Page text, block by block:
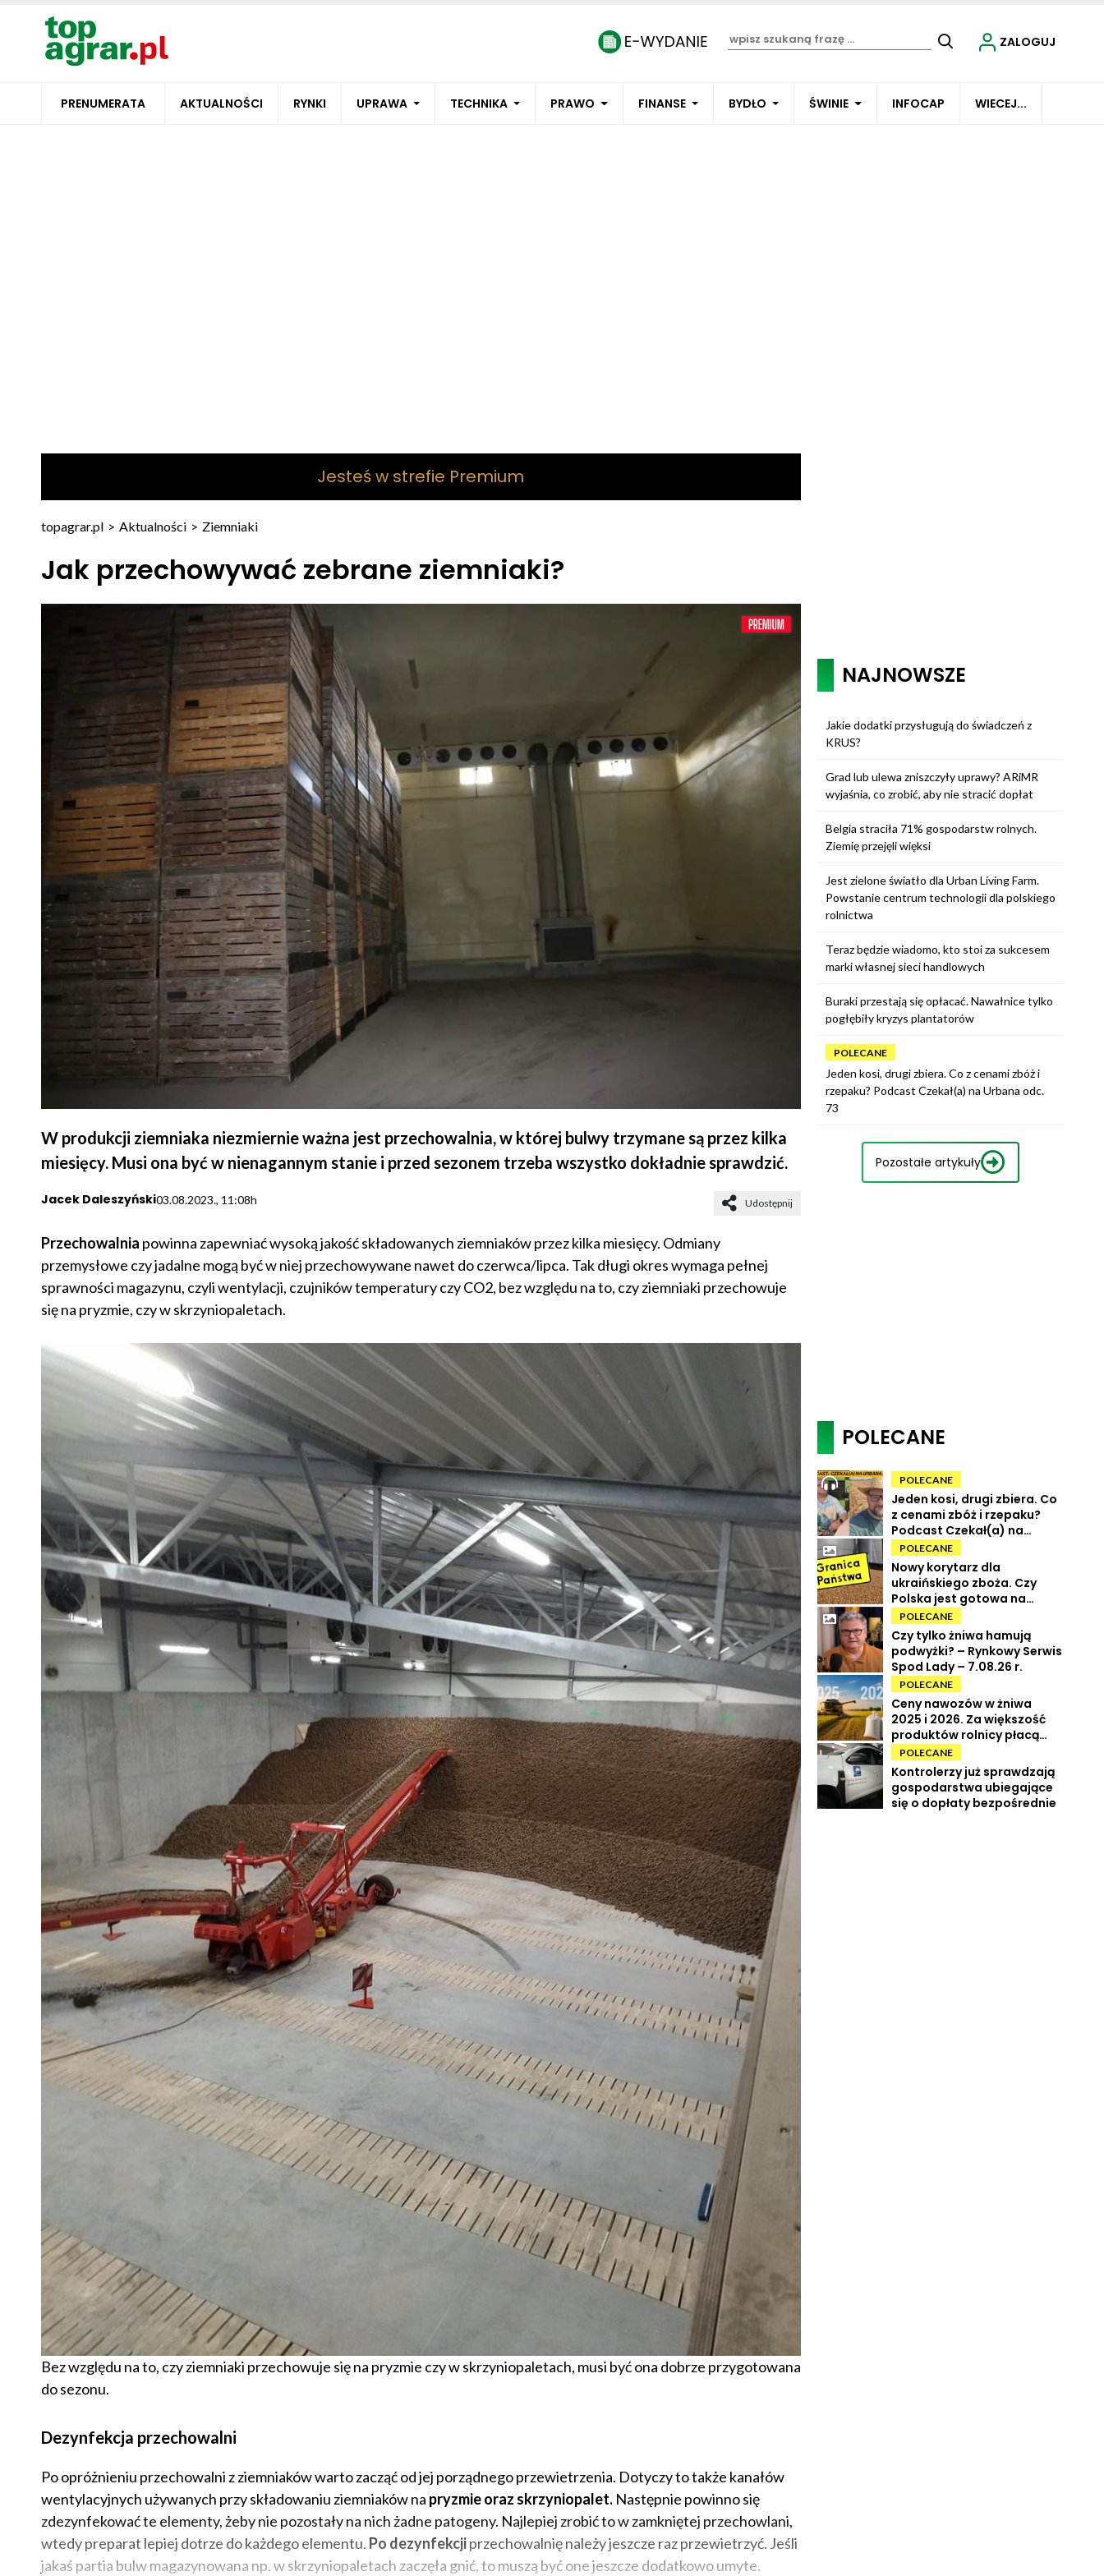
PRENUMERATA AKTUALNOŚCI RYNKI UPRAWA TECHNIKA PRAWO FINANSE BYDŁO ŚWINIE INFOCAP WIECEJ...
ZALOGUJ
Jesteś w strefie Premium
topagrar.pl > Aktualności > Ziemniaki
Jak przechowywać zebrane ziemniaki?
W produkcji ziemniaka niezmiernie ważna jest przechowalnia, w której bulwy trzymane są przez kilka
miesięcy. Musi ona być w nienagannym stanie i przed sezonem trzeba wszystko dokładnie sprawdzić.
Jacek Daleszyński03.08.2023., 11:08h Udostępnij
Przechowalnia powinna zapewniać wysoką jakość składowanych ziemniaków przez kilka miesięcy. Odmiany
przemysłowe czy jadalne mogą być w niej przechowywane nawet do czerwca/lipca. Tak długi okres wymaga pełnej
sprawności magazynu, czyli wentylacji, czujników temperatury czy CO2, bez względu na to, czy ziemniaki przechowuje
się na pryzmie, czy w skrzyniopaletach.
Bez względu na to, czy ziemniaki przechowuje się na pryzmie czy w skrzyniopaletach, musi być ona dobrze przygotowana
do sezonu.
Dezynfekcja przechowalni
Po opróżnieniu przechowalni z ziemniaków warto zacząć od jej porządnego przewietrzenia. Dotyczy to także kanałów
wentylacyjnych używanych przy składowaniu ziemniaków na pryzmie oraz skrzyniopalet.Następnie powinno się
zdezynfekować te elementy, żeby nie pozostały na nich żadne patogeny. Najlepiej zrobić to w zamkniętej przechowlani,
wtedy preparat lepiej dotrze do każdego elementu. Po dezynfekcjiprzechowalnię należy jeszcze raz przewietrzyć. Jeśli
jakaś partia bulw magazynowana np. w skrzyniopaletach zaczęła gnić, to muszą być one jeszcze dodatkowo umyte.
NAJNOWSZE
Jakie dodatki przysługują do świadczeń z
KRUS?
Grad lub ulewa zniszczyły uprawy? ARiMR
wyjaśnia, co zrobić, aby nie stracić dopłat
Belgia straciła 71% gospodarstw rolnych.
Ziemię przejęli więksi
Jest zielone światło dla Urban Living Farm.
Powstanie centrum technologii dla polskiego
rolnictwa
Teraz będzie wiadomo, kto stoi za sukcesem
marki własnej sieci handlowych
Buraki przestają się opłacać. Nawałnice tylko
pogłębiły kryzys plantatorów
POLECANE
Jeden kosi, drugi zbiera. Co z cenami zbóż i
rzepaku? Podcast Czekał(a) na Urbana odc.
73
Pozostałe artykuły
POLECANE
POLECANE
Jeden kosi, drugi zbiera. Co
z cenami zbóż i rzepaku?
Podcast Czekał(a) na
Urbana odc. 73
POLECANE
Nowy korytarz dla
ukraińskiego zboża. Czy
Polska jest gotowa na
powrót tranzytu?
POLECANE
Czy tylko żniwa hamują
podwyżki? – Rynkowy Serwis
Spod Lady – 7.08.26 r.
POLECANE
Ceny nawozów w żniwa
2025 i 2026. Za większość
produktów rolnicy płacą
więcej
POLECANE
Kontrolerzy już sprawdzają
gospodarstwa ubiegające
się o dopłaty bezpośrednie